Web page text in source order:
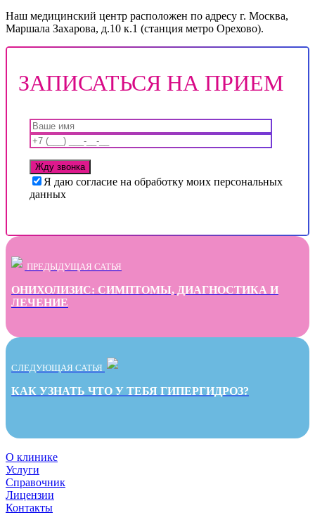
Наш медицинский центр расположен по адресу г. Москва,
Маршала Захарова, д.10 к.1 (станция метро Орехово).
ЗАПИСАТЬСЯ НА ПРИЕМ
Я даю согласие на обработку моих персональных
данных
ПРЕДЫДУЩАЯ САТЬЯ
ОНИХОЛИЗИС: СИМПТОМЫ, ДИАГНОСТИКА И
ЛЕЧЕНИЕ
СЛЕДУЮЩАЯ САТЬЯ
КАК УЗНАТЬ ЧТО У ТЕБЯ ГИПЕРГИДРОЗ?
О клинике
Услуги
Справочник
Лицензии
Контакты